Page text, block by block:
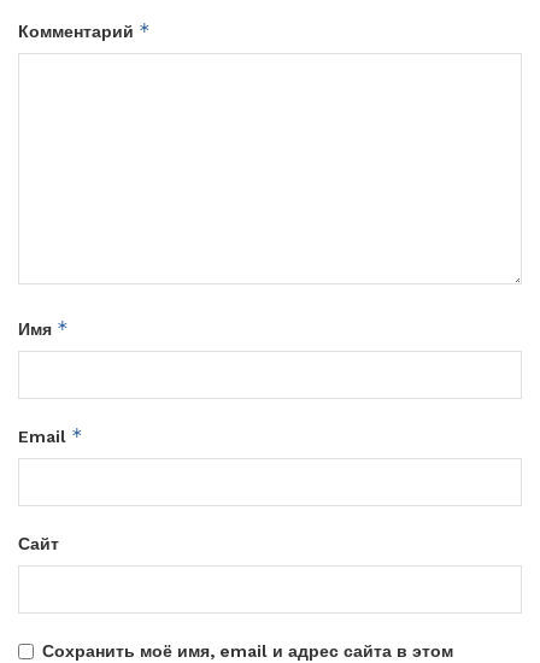
Комментарий *
Имя *
Email *
Сайт
Сохранить моё имя, email и адрес сайта в этом